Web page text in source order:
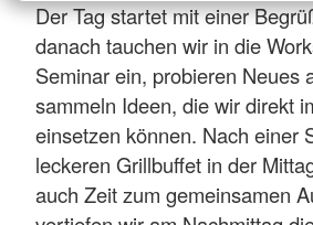
Der Tag startet mit einer
danach tauchen wir in die
Seminar ein, probieren Neues
sammeln Ideen, die wir direkt
einsetzen können. Nach einer
leckeren Grillbuffet in der
auch Zeit zum gemeinsamen